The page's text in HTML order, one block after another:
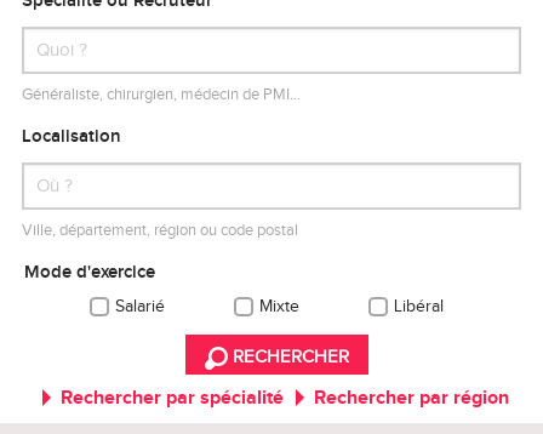
Généraliste, chirurgien, médecin de PMI…
Localisation
Ville, département, région ou code postal
Mode d'exercice
Salarié Mixte Libéral
RECHERCHER
Rechercher par spécialité Rechercher par région